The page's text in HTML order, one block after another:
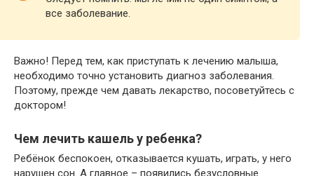
все заболевание.
Важно! Перед тем, как приступать к лечению малыша,
необходимо точно установить диагноз заболевания.
Поэтому, прежде чем давать лекарство, посоветуйтесь с
доктором!
Чем лечить кашель у ребенка?
Ребёнок беспокоен, отказывается кушать, играть, у него
нарушен сон. А главное – появились безусловные